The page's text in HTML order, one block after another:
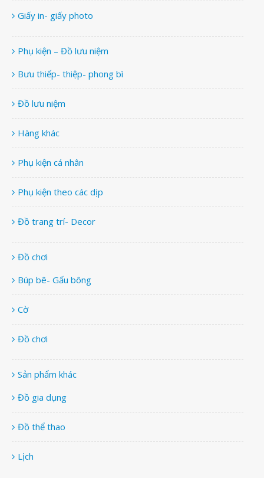
Giấy in- giấy photo
Phụ kiện – Đồ lưu niệm
Bưu thiếp- thiệp- phong bì
Đồ lưu niệm
Hàng khác
Phụ kiện cá nhân
Phụ kiện theo các dịp
Đồ trang trí- Decor
Đồ chơi
Búp bê- Gấu bông
Cờ
Đồ chơi
Sản phẩm khác
Đồ gia dụng
Đồ thể thao
Lịch